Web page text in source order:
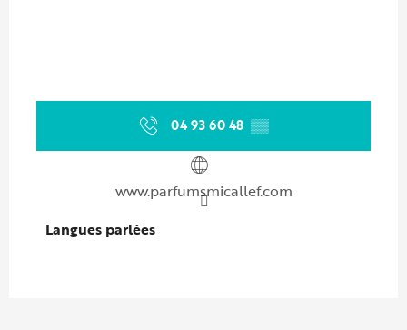
04 93 60 48 ▒▒
www.parfumsmicallef.com
Langues parlées
Langues parlées